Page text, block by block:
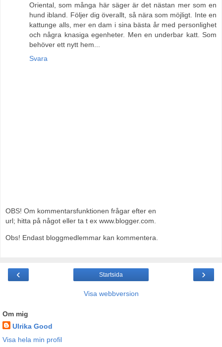
Oriental, som många här säger är det nästan mer som en
hund ibland. Följer dig överallt, så nära som möjligt. Inte en
kattunge alls, mer en dam i sina bästa år med personlighet
och några knasiga egenheter. Men en underbar katt. Som
behöver ett nytt hem...
Svara
OBS! Om kommentarsfunktionen frågar efter en
url; hitta på något eller ta t ex www.blogger.com.
Obs! Endast bloggmedlemmar kan kommentera.
‹ ›
Startsida
Visa webbversion
Om mig
Ulrika Good
Visa hela min profil